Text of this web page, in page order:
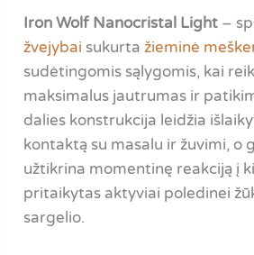
Iron Wolf Nanocristal Light –
žvejybai sukurtažieminė
sudėtingomis sąlygomis, kai
maksimalus jautrumas ir
dalies konstrukcija leidžia
kontaktą su masalu ir žuvimi, o
užtikrina momentinę reakciją į
pritaikytas aktyviai poledinei
sargelio.